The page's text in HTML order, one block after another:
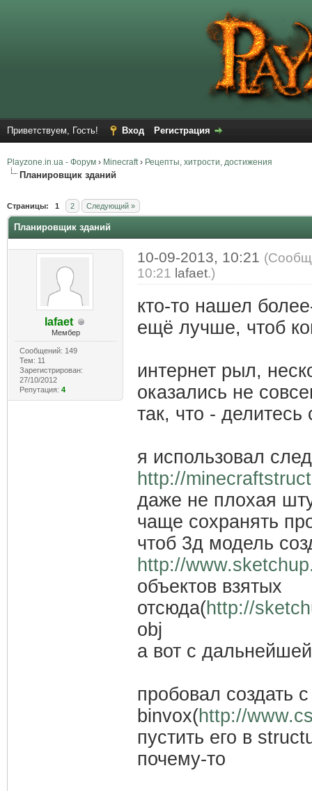
Приветствуем, Гость! Вход Регистрация
Playzone.in.ua - Форум › Minecraft› Рецепты, хитрости, достижения
Планировщик зданий
Страницы: 1 2 Следующий »
Планировщик зданий
lafaet
Мембер
Сообщений: 149
Тем: 11
Зарегистрирован:
27/10/2012
Репутация: 4
10-09-2013, 10:21
10:21 lafaet.)
кто-то нашел
ещё лучше, чтоб
интернет рыл,
оказались не
так, что - делитесь
я использовал
http://
даже не плохая
чаще сохранять
чтоб 3д модель
http://
объектов взятых
отсюда(http://
obj
а вот с
пробовал создать
binvox(http://
пустить его в
почему-то